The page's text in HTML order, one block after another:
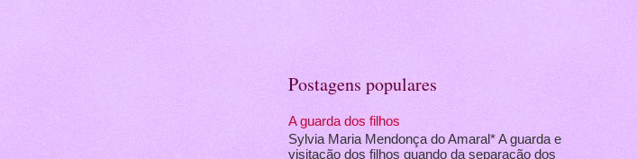
Postagens populares
A guarda dos filhos
Sylvia Maria Mendonça do Amaral* A guarda e
visitação dos filhos quando da separação dos